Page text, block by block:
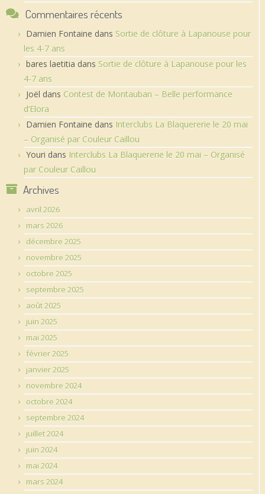
Commentaires récents
Damien Fontaine dans Sortie de clôture à Lapanouse pour
les 4-7 ans
bares laetitia dans Sortie de clôture à Lapanouse pour les
4-7 ans
Joël dans Contest de Montauban – Belle performance
d’Elora
Damien Fontaine dans Interclubs La Blaquererie le 20 mai
– Organisé par Couleur Caillou
Youri dans Interclubs La Blaquererie le 20 mai – Organisé
par Couleur Caillou
Archives
avril 2026
mars 2026
décembre 2025
novembre 2025
octobre 2025
septembre 2025
août 2025
juin 2025
mai 2025
février 2025
janvier 2025
novembre 2024
octobre 2024
septembre 2024
juillet 2024
juin 2024
mai 2024
mars 2024